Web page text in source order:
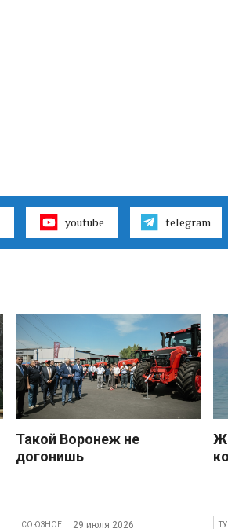
youtube telegram
Такой Воронеж не
догонишь
СОЮЗНОЕ 29 июля 2026